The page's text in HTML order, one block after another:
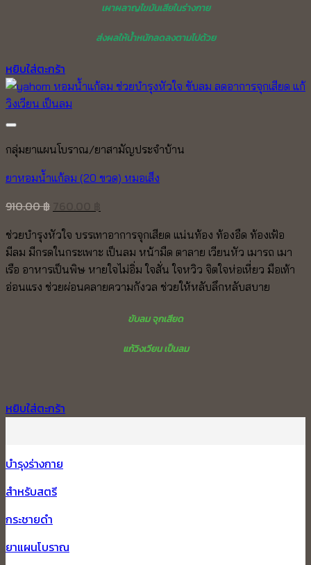
เผาผลาญไขมันเสียในร่างกาย
ส่งผลให้น้ำหนักลดลงตามไปด้วย
หยิบใส่ตะกร้า
กลุ่มยาแผนโบราณ/ยาสามัญประจำบ้าน
ยาหอมน้ำแก้ลม (20 ขวด) หมอเส็ง
910.00฿
was:
910.00 ฿.
is:
760.00 ฿.
ช่วยบำรุงหัวใจ บรรเทาอาการจุกเสียด แน่นท้อง ท้องอืด ท้องเฟ้อ
มีลม มีกรดในกระเพาะ เป็นลม หน้ามืด ตาลาย เวียนหัว เมารถ เมา
เรือ อาหารเป็นพิษ หายใจไม่อิ่ม ใจสั่น ใจหวิว จิตใจห่อเหี่ยว มือเท้า
อ่อนแรง ช่วยผ่อนคลายความกังวล ช่วยให้หลับลึกหลับสบาย
ขับลม จุกเสียด
แก้วิงเวียน เป็นลม
หยิบใส่ตะกร้า
บำรุงร่างกาย
สำหรับสตรี
กระชายดำ
ยาแผนโบราณ